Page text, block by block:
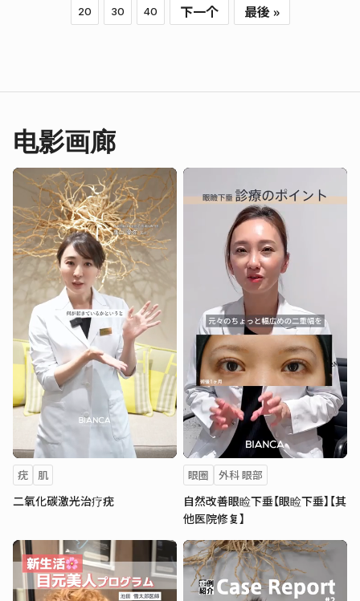
20 30 40 下一个 最後 »
电影画廊
疣 肌
二氧化碳激光治疗疣
眼圈 外科 眼部
自然改善眼睑下垂【眼睑下垂】【其
他医院修复】